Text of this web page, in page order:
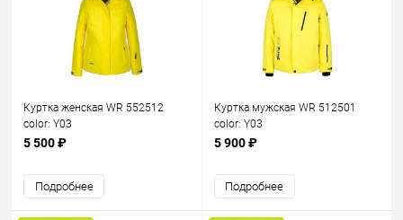
Куртка женская WR 552512
color: Y03
5 500 ₽
Подробнее
Куртка мужская WR 512501
color: Y03
5 900 ₽
Подробнее